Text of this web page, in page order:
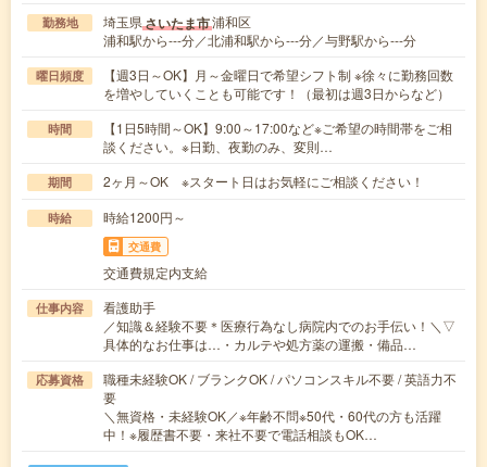
勤務地 埼玉県さいたま市浦和区
浦和駅から---分／北浦和駅から---分／与野駅から---分
曜日頻度
【週3日～OK】月～金曜日で希望シフト制 ※徐々に勤務回数
を増やしていくことも可能です！（最初は週3日からなど）
時間
【1日5時間～OK】9:00～17:00など※ご希望の時間帯をご相
談ください。※日勤、夜勤のみ、変則…
期間 2ヶ月～OK ※スタート日はお気軽にご相談ください！
時給 時給1200円～
交通費
交通費規定内支給
仕事内容
看護助手
／知識＆経験不要＊医療行為なし病院内でのお手伝い！＼▽
具体的なお仕事は…・カルテや処方薬の運搬・備品…
応募資格
職種未経験OK / ブランクOK / パソコンスキル不要 / 英語力不
要
＼無資格・未経験OK／※年齢不問※50代・60代の方も活躍
中！※履歴書不要・来社不要で電話相談もOK…